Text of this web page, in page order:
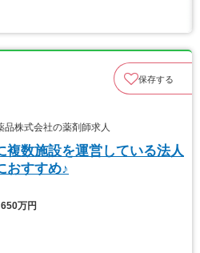
保存する
株式会社の薬剤師求人
複数施設を運営している法人
おすすめ♪
万円